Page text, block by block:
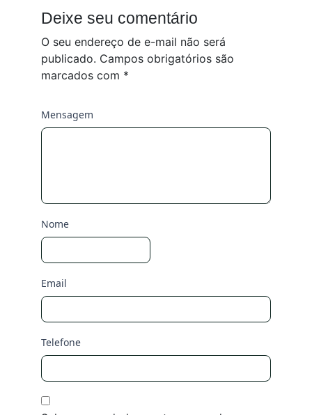
Deixe seu comentário
O seu endereço de e-mail não será
publicado. Campos obrigatórios são
marcados com *
Mensagem
Nome
Email
Telefone